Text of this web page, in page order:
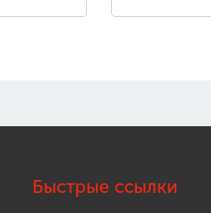
Быстрые ссылки